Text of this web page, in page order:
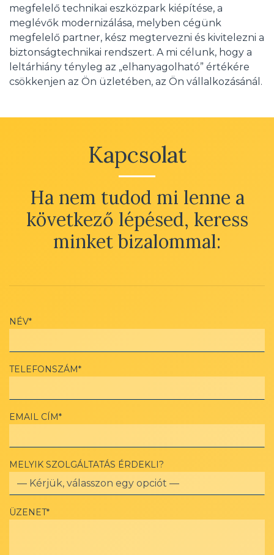
megfelelő technikai eszközpark kiépítése, a
meglévők modernizálása, melyben cégünk
megfelelő partner, kész megtervezni és kivitelezni a
biztonságtechnikai rendszert. A mi célunk, hogy a
leltárhiány tényleg az „elhanyagolható” értékére
csökkenjen az Ön üzletében, az Ön vállalkozásánál.
Kapcsolat
Ha nem tudod mi lenne a
következő lépésed, keress
minket bizalommal:
NÉV*
TELEFONSZÁM*
EMAIL CÍM*
MELYIK SZOLGÁLTATÁS ÉRDEKLI?
ÜZENET*